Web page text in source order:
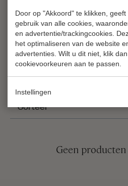
Producten van
Sorteer
Geen
Door op "Akkoord" te klikken,
gebruik van alle cookies,
en advertentie/trackingcookies.
het optimaliseren van de website
advertenties. Wilt u dit niet, klik
cookievoorkeuren aan te passen.
Instellingen